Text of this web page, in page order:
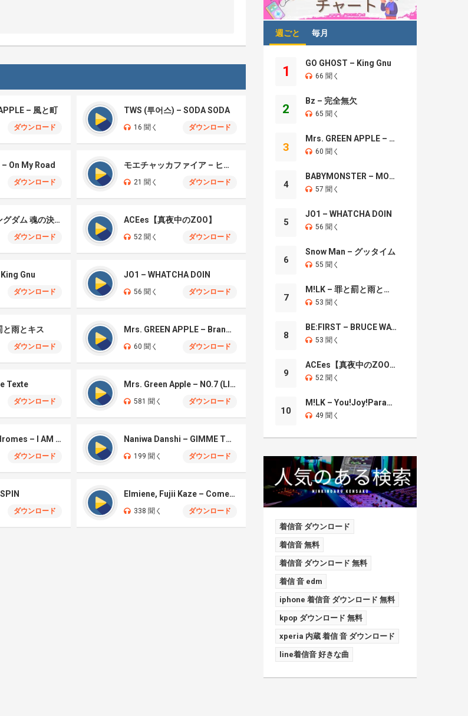
– 風と町
ダウンロード
TWS (투어스) – SODA SODA
16 聞く ダウンロード
On My Road
ダウンロード
モエチャッカファイア – ヒューゴ、狛野真斗、ライト、セヴェリアン (Cover )
21 聞く ダウンロード
米津玄師, キングダム 魂の決戦 – 公開記念PV
ダウンロード
ACEes【真夜中のZOO】
52 聞く ダウンロード
Gnu
ダウンロード
JO1 – WHATCHA DOIN
56 聞く ダウンロード
と雨とキス
ダウンロード
Mrs. GREEN APPLE – Brand New
60 聞く ダウンロード
Texte
ダウンロード
Mrs. Green Apple – NO.7 (LIVE)
581 聞く ダウンロード
Burnout Syndromes – I AM A HERO
ダウンロード
Naniwa Danshi – GIMME THE DAY
199 聞く ダウンロード
ダウンロード
Elmiene, Fujii Kaze – Comets Gold
338 聞く ダウンロード
週ごと 毎月
1
GO GHOST – King Gnu
66 聞く
2
Bz – 完全無欠
65 聞く
3
Mrs. GREEN APPLE – Brand New
60 聞く
4
BABYMONSTER – MOON
57 聞く
5
JO1 – WHATCHA DOIN
56 聞く
6
Snow Man – グッタイム
55 聞く
7
M!LK – 罪と罰と雨とキス
53 聞く
8
BE:FIRST – BRUCE WAYNE
53 聞く
9
ACEes【真夜中のZOO】
52 聞く
10
M!LK – You!Joy!Parade!
49 聞く
着信音 ダウンロード
着信音 無料
着信音 ダウンロード 無料
着信 音 edm
iphone 着信音 ダウンロード 無料
kpop ダウンロード 無料
xperia 内蔵 着信 音 ダウンロード
line着信音 好きな曲